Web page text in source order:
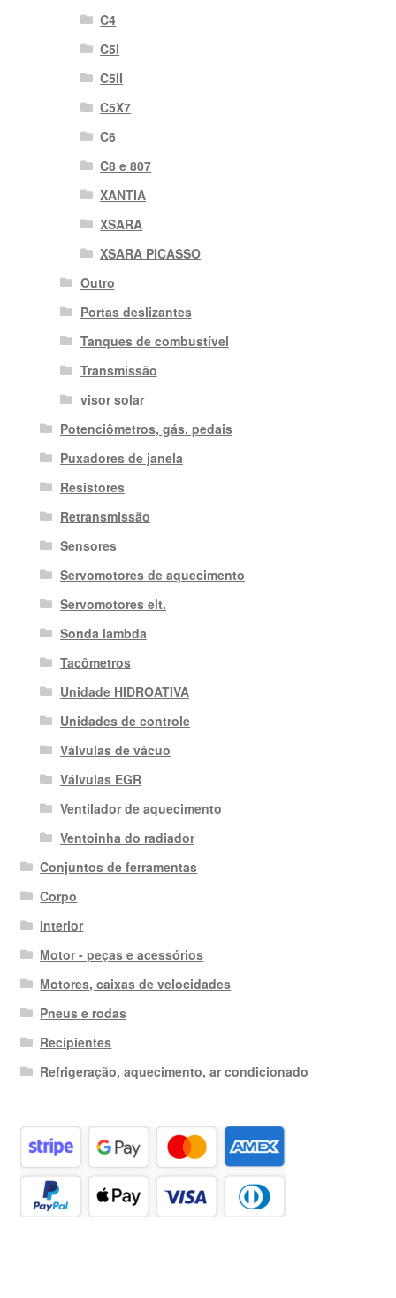
C4
C5I
C5II
C5X7
C6
C8 e 807
XANTIA
XSARA
XSARA PICASSO
Outro
Portas deslizantes
Tanques de combustível
Transmissão
visor solar
Potenciômetros, gás. pedais
Puxadores de janela
Resistores
Retransmissão
Sensores
Servomotores de aquecimento
Servomotores elt.
Sonda lambda
Tacômetros
Unidade HIDROATIVA
Unidades de controle
Válvulas de vácuo
Válvulas EGR
Ventilador de aquecimento
Ventoinha do radiador
Conjuntos de ferramentas
Corpo
Interior
Motor - peças e acessórios
Motores, caixas de velocidades
Pneus e rodas
Recipientes
Refrigeração, aquecimento, ar condicionado